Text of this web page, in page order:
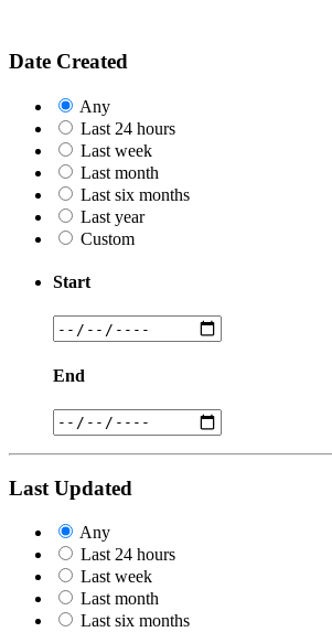
Date Created
Any
Last 24 hours
Last week
Last month
Last six months
Last year
Custom
Start
End
Last Updated
Any
Last 24 hours
Last week
Last month
Last six months